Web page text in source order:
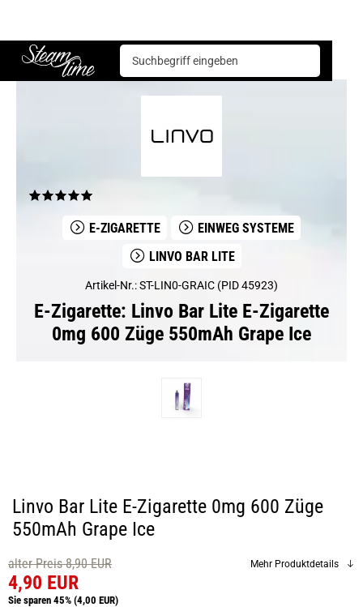
Steam time
E-Zigarette Einweg Systeme
E-ZIGARETTE
EINWEG SYSTEME
LINVO BAR LITE
Artikel-Nr.: ST-LIN0-GRAIC (PID 45923)
E-Zigarette: Linvo Bar Lite E-Zigarette
0mg 600 Züge 550mAh Grape Ice
Linvo Bar Lite E-Zigarette 0mg 600 Züge
550mAh Grape Ice
alter Preis 8,90 EUR
4,90 EUR
Sie sparen 45% (4,00 EUR)
Mehr Produktdetails